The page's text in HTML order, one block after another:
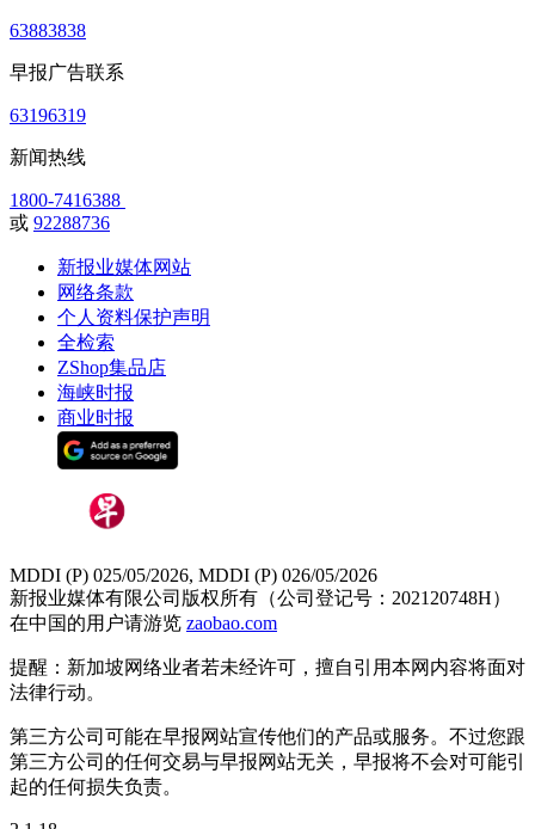
63883838
早报广告联系
63196319
新闻热线
1800-7416388
或 92288736
新报业媒体网站
网络条款
个人资料保护声明
全检索
ZShop集品店
海峡时报
商业时报
MDDI (P) 025/05/2026, MDDI (P) 026/05/2026
新报业媒体有限公司版权所有（公司登记号：202120748H）
在中国的用户请游览 zaobao.com
提醒：新加坡网络业者若未经许可，擅自引用本网内容将面对
法律行动。
第三方公司可能在早报网站宣传他们的产品或服务。不过您跟
第三方公司的任何交易与早报网站无关，早报将不会对可能引
起的任何损失负责。